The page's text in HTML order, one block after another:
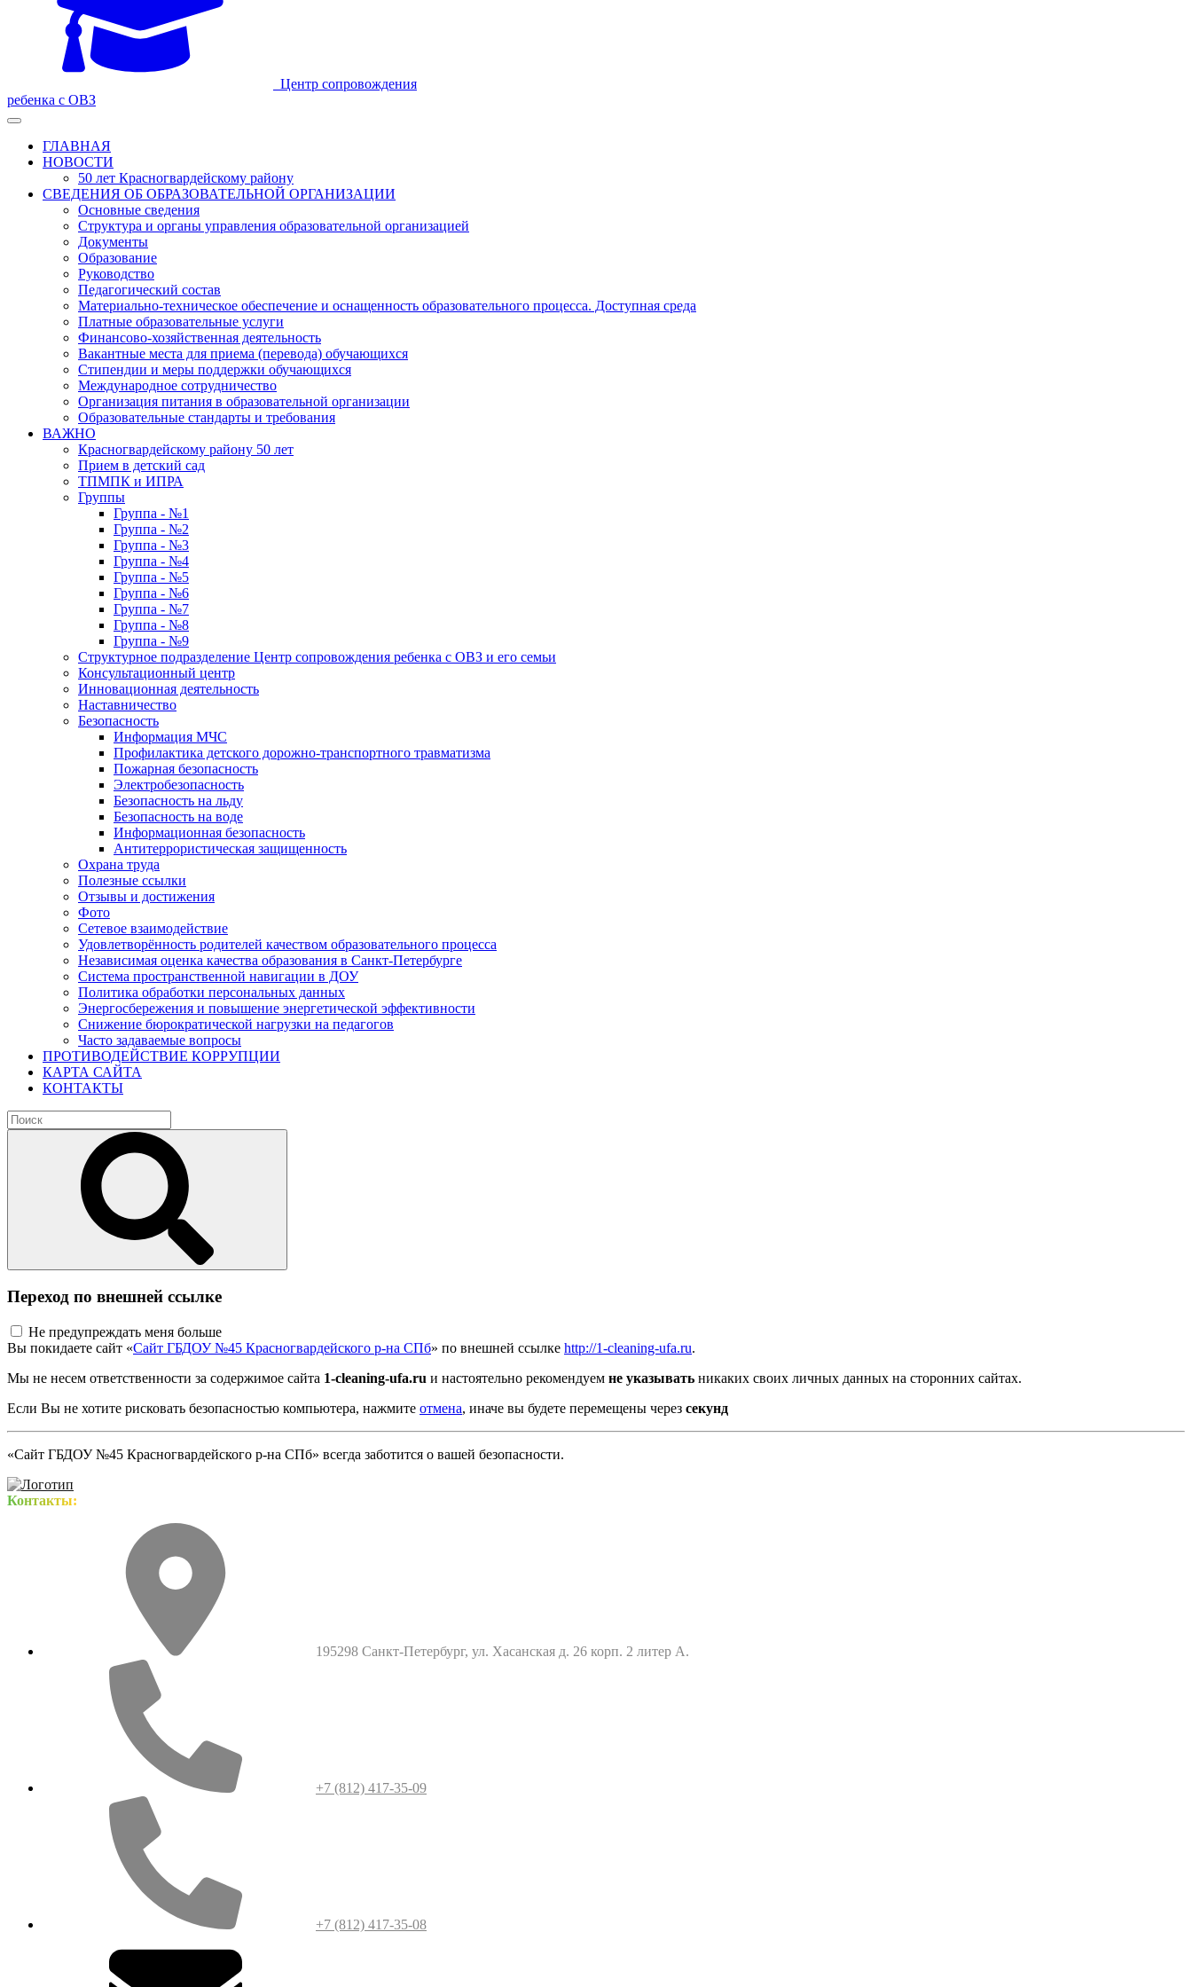
Центр сопровождения
ребенка с ОВЗ
ГЛАВНАЯ
НОВОСТИ
50 лет Красногвардейскому району
СВЕДЕНИЯ ОБ ОБРАЗОВАТЕЛЬНОЙ ОРГАНИЗАЦИИ
Основные сведения
Структура и органы управления образовательной организацией
Документы
Образование
Руководство
Педагогический состав
Материально-техническое обеспечение и оснащенность образовательного процесса. Доступная среда
Платные образовательные услуги
Финансово-хозяйственная деятельность
Вакантные места для приема (перевода) обучающихся
Стипендии и меры поддержки обучающихся
Международное сотрудничество
Организация питания в образовательной организации
Образовательные стандарты и требования
ВАЖНО
Красногвардейскому району 50 лет
Прием в детский сад
ТПМПК и ИПРА
Группы
Группа - №1
Группа - №2
Группа - №3
Группа - №4
Группа - №5
Группа - №6
Группа - №7
Группа - №8
Группа - №9
Структурное подразделение Центр сопровождения ребенка с ОВЗ и его семьи
Консультационный центр
Инновационная деятельность
Наставничество
Безопасность
Информация МЧС
Профилактика детского дорожно-транспортного травматизма
Пожарная безопасность
Электробезопасность
Безопасность на льду
Безопасность на воде
Информационная безопасность
Антитеррористическая защищенность
Охрана труда
Полезные ссылки
Отзывы и достижения
Фото
Сетевое взаимодействие
Удовлетворённость родителей качеством образовательного процесса
Независимая оценка качества образования в Санкт-Петербурге
Система пространственной навигации в ДОУ
Политика обработки персональных данных
Энергосбережения и повышение энергетической эффективности
Снижение бюрократической нагрузки на педагогов
Часто задаваемые вопросы
ПРОТИВОДЕЙСТВИЕ КОРРУПЦИИ
КАРТА САЙТА
КОНТАКТЫ
Переход по внешней ссылке
Не предупреждать меня больше
Вы покидаете сайт «Сайт ГБДОУ №45 Красногвардейского р-на СПб» по внешней ссылке http://1-cleaning-ufa.ru.
Мы не несем ответственности за содержимое сайта 1-cleaning-ufa.ru и настоятельно рекомендуем не указывать никаких своих личных данных на сторонних сайтах.
Если Вы не хотите рисковать безопасностью компьютера, нажмите отмена, иначе вы будете перемещены через секунд
«Сайт ГБДОУ №45 Красногвардейского р-на СПб» всегда заботится о вашей безопасности.
Контакты:
195298 Санкт-Петербург, ул. Хасанская д. 26 корп. 2 литер А.
+7 (812) 417-35-09
+7 (812) 417-35-08